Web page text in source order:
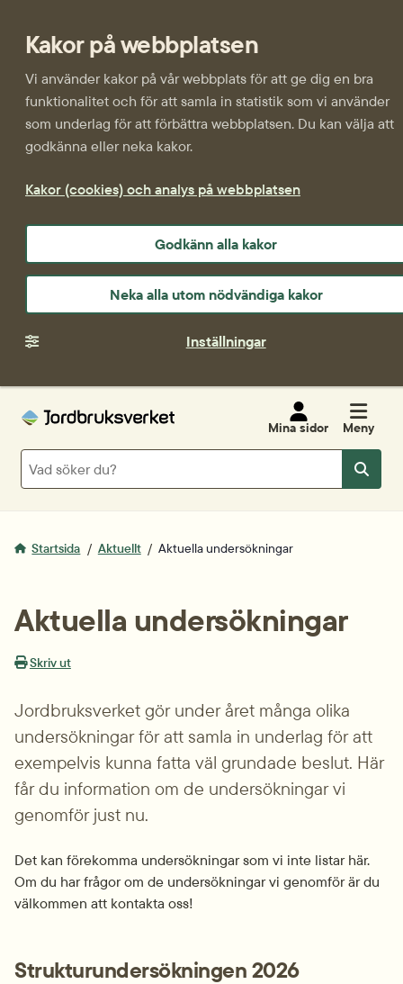
Kakor på webbplatsen
Vi använder kakor på vår webbplats för att ge dig en bra
funktionalitet och för att samla in statistik som vi använder
som underlag för att förbättra webbplatsen. Du kan välja att
godkänna eller neka kakor.
Kakor (cookies) och analys på webbplatsen
Godkänn alla kakor
Neka alla utom nödvändiga kakor
Inställningar
Mina sidor Meny
Sök
Sök
Startsida Aktuellt Aktuella undersökningar
Aktuella undersökningar
Skriv ut
Jordbruksverket gör under året många olika
undersökningar för att samla in underlag för att
exempelvis kunna fatta väl grundade beslut. Här
får du information om de undersökningar vi
genomför just nu.
Det kan förekomma undersökningar som vi inte listar här.
Om du har frågor om de undersökningar vi genomför är du
välkommen att kontakta oss!
Strukturundersökningen 2026